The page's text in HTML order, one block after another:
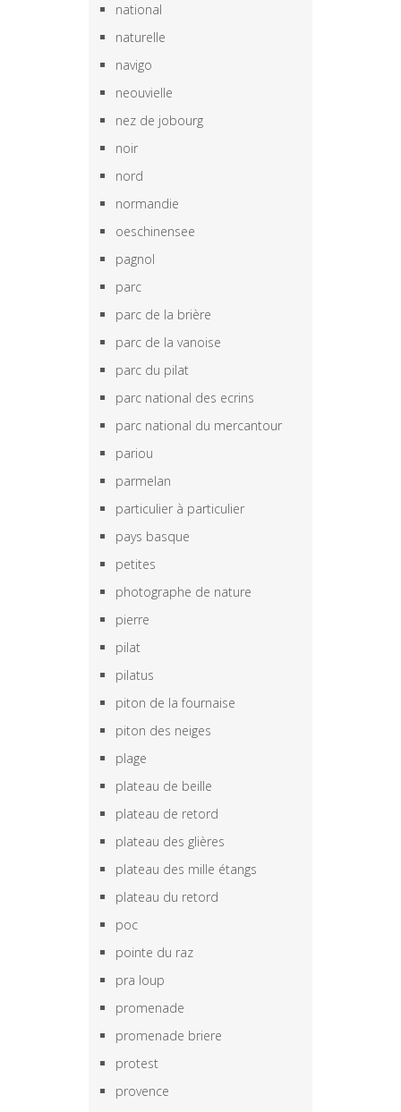
national
naturelle
navigo
neouvielle
nez de jobourg
noir
nord
normandie
oeschinensee
pagnol
parc
parc de la brière
parc de la vanoise
parc du pilat
parc national des ecrins
parc national du mercantour
pariou
parmelan
particulier à particulier
pays basque
petites
photographe de nature
pierre
pilat
pilatus
piton de la fournaise
piton des neiges
plage
plateau de beille
plateau de retord
plateau des glières
plateau des mille étangs
plateau du retord
poc
pointe du raz
pra loup
promenade
promenade briere
protest
provence